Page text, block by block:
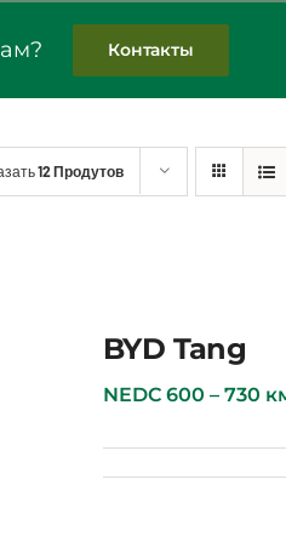
Контакты
12 Продутов
BYD Tang
NEDC 600 – 730